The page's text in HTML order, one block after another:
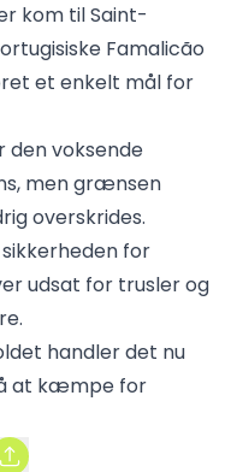
kom til Saint-
Famalicão
et enkelt mål for
voksende
men grænsen
overskrides.
for
udsat for trusler og
handler det nu
at kæmpe for